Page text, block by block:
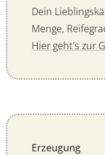
Dein
Menge,
Hier geht's zur
Erzeugung